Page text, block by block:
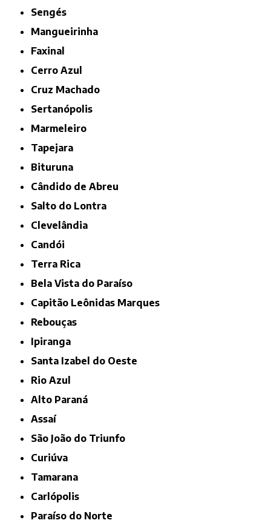
Sengés
Mangueirinha
Faxinal
Cerro Azul
Cruz Machado
Sertanópolis
Marmeleiro
Tapejara
Bituruna
Cândido de Abreu
Salto do Lontra
Clevelândia
Candói
Terra Rica
Bela Vista do Paraíso
Capitão Leônidas Marques
Rebouças
Ipiranga
Santa Izabel do Oeste
Rio Azul
Alto Paraná
Assaí
São João do Triunfo
Curiúva
Tamarana
Carlópolis
Paraíso do Norte